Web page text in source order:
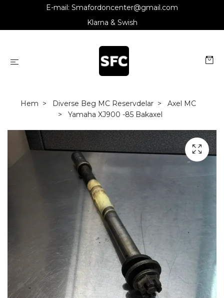
E-mail: Smafordoncenter@gmail.com
Klarna & Swish
Hem Diverse Beg MC Reservdelar
Axel MC
Yamaha XJ900 -85 Bakaxel